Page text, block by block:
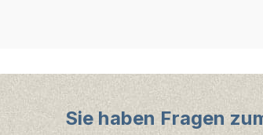
Sie haben Fragen